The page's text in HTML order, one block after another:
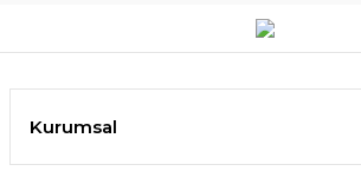
Kurumsal